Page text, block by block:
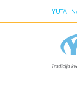
YUTA -